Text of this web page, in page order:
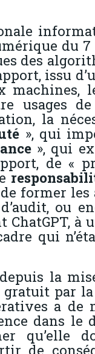
du 7
des
issu
machines,
usages
la
», qui
», qui
de «
former les
ou
à
qui
la
gratuit par
a de
dans le
qu’elle
de